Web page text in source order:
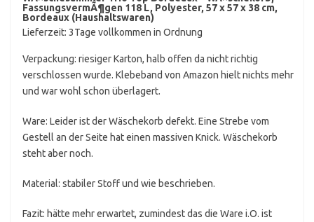
FassungsvermÃ¶gen 118 L, Polyester, 57 x 57 x 38 cm,
Bordeaux (Haushaltswaren)
Lieferzeit: 3Tage vollkommen in Ordnung
Verpackung: riesiger Karton, halb offen da nicht richtig
verschlossen wurde. Klebeband von Amazon hielt nichts mehr
und war wohl schon überlagert.
Ware: Leider ist der Wäschekorb defekt. Eine Strebe vom
Gestell an der Seite hat einen massiven Knick. Wäschekorb
steht aber noch.
Material: stabiler Stoff und wie beschrieben.
Fazit: hätte mehr erwartet, zumindest das die Ware i.O. ist